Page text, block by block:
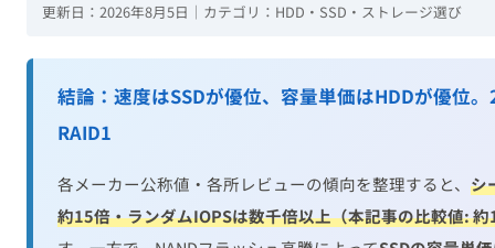
更新日：2026年8月5日｜カテゴリ：HDD・SSD・ストレージ選び
結論：速度はSSDが優位、容量単価はHDDが優位
RAID1
各メーカー公称値・各所レビューの傾向を整理すると、 シ
約15倍・ランダムIOPSは数千倍以上（本記事の比較値: